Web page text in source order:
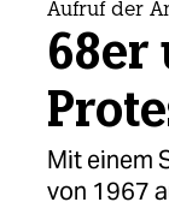
Aufruf der
68er
Mit einem
von 1967